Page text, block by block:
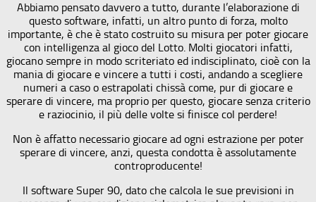
Abbiamo pensato davvero a tutto, durante l’elaborazione di
questo software, infatti, un altro punto di forza, molto
importante, è che è stato costruito su misura per poter giocare
con intelligenza al gioco del Lotto. Molti giocatori infatti,
giocano sempre in modo scriteriato ed indisciplinato, cioè con la
mania di giocare e vincere a tutti i costi, andando a scegliere
numeri a caso o estrapolati chissà come, pur di giocare e
sperare di vincere, ma proprio per questo, giocare senza criterio
e raziocinio, il più delle volte si finisce col perdere!
Non è affatto necessario giocare ad ogni estrazione per poter
sperare di vincere, anzi, questa condotta è assolutamente
controproducente!
Il software Super 90, dato che calcola le sue previsioni in